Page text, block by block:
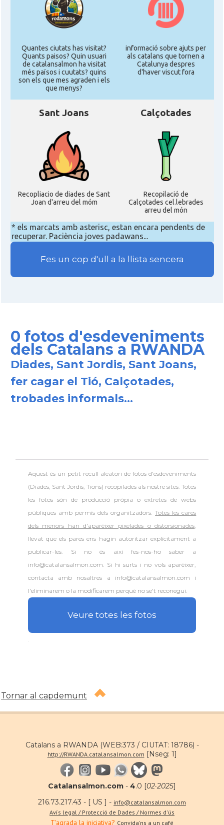
Quantes ciutats has visitat?
Quants paisos? Quin usuari
de catalansalmon ha visitat
més països i cuutats? quins
son els que mes agraden i els
que menys?
informació sobre ajuts per
als catalans que tornen a
Catalunya despres
d'haver viscut fora
Sant Joans
Recopliacio de diades de Sant
Joan d'arreu del móm
Calçotades
Recopilació de
Calçotades cel.lebrades
arreu del món
* els marcats amb asterisc, estan encara pendents de
recuperar. Paciència joves padawans...
Fes un cop d'ull a la llista sencera
0 fotos d'esdeveniments
dels Catalans a RWANDA
Diades, Sant Jordis, Sant Joans,
fer cagar el Tió, Calçotades,
trobades informals...
Aquest és un petit recull aleatori defotos d'esdeveniments
(Diades, Sant Jordis, Tions) recopilades als nostre sites. Totes
les fotos són de producció pròpia o extretes de webs
públiques amb permís dels organitzadors.Totes les cares
dels menors han d'aparèixer pixelades o distorsionades,
llevat que els pares ens hagin autoritzar explícitament a
publicar-les. Si no és així fes-nos-ho saber a
info@catalansalmon.com. Si hi surts i no vols aparèixer,
contacta amb nosaltres a info@catalansalmon.com i
l'eliminarem o la modificarem perquè no se't reconegui.
Veure totes les fotos
Tornar al capdemunt
Catalans a RWANDA (WEB:373 / CIUTAT: 18786) -
http://RWANDA.catalansalmon.com [Nseg: 1]
Catalansalmon.com - 4.0 [02·2025]
216.73.217.43 - [ US ] - info@catalansalmon.com
Avís legal / Protecció de Dades / Normes d'ús
T'agrada la iniciativa? Convida'ns a un café